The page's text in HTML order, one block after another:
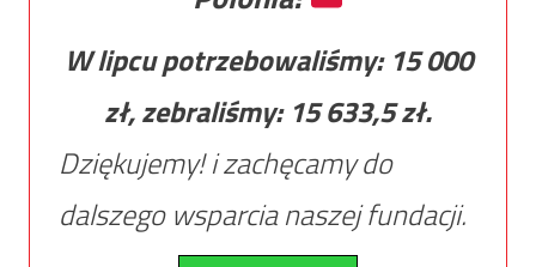
W lipcu potrzebowaliśmy: 15 000
zł, zebraliśmy: 15 633,5zł.
Dziękujemy! i zachęcamy do
dalszego wsparcia naszej fundacji.